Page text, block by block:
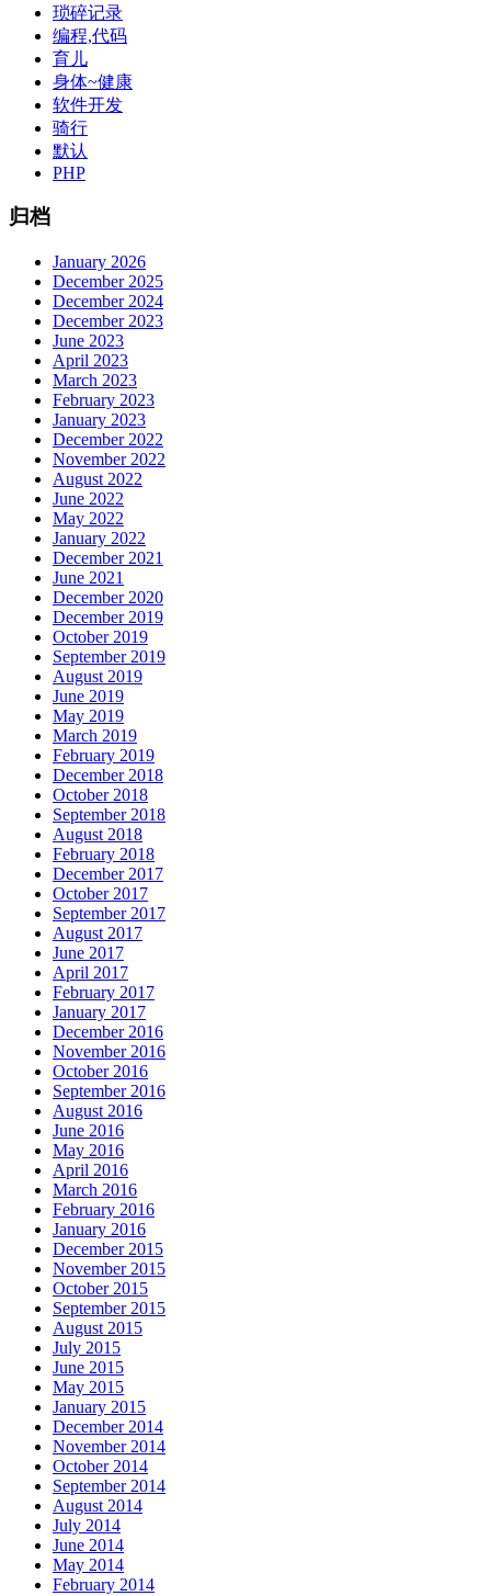
琐碎记录
编程,代码
育儿
身体~健康
软件开发
骑行
默认
PHP
归档
January 2026
December 2025
December 2024
December 2023
June 2023
April 2023
March 2023
February 2023
January 2023
December 2022
November 2022
August 2022
June 2022
May 2022
January 2022
December 2021
June 2021
December 2020
December 2019
October 2019
September 2019
August 2019
June 2019
May 2019
March 2019
February 2019
December 2018
October 2018
September 2018
August 2018
February 2018
December 2017
October 2017
September 2017
August 2017
June 2017
April 2017
February 2017
January 2017
December 2016
November 2016
October 2016
September 2016
August 2016
June 2016
May 2016
April 2016
March 2016
February 2016
January 2016
December 2015
November 2015
October 2015
September 2015
August 2015
July 2015
June 2015
May 2015
January 2015
December 2014
November 2014
October 2014
September 2014
August 2014
July 2014
June 2014
May 2014
February 2014